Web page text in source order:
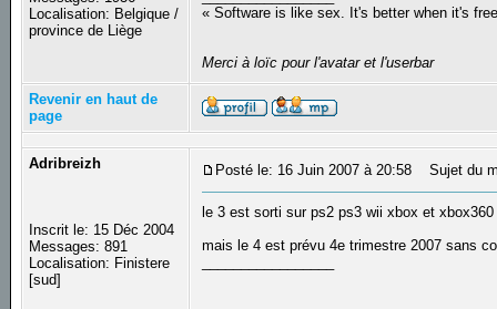
Localisation: Belgique /
province de Liège
« Software is like sex. It's better when it's
Merci à loïc pour l'avatar et l'userbar
Revenir en haut de
page
Adribreizh
Inscrit le: 15 Déc 2004
Messages: 891
Localisation: Finistere
[sud]
Posté le: 16 Juin 2007 à 20:58 Sujet du
le 3 est sorti sur ps2 ps3 wii xbox et xbox360
mais le 4 est prévu 4e trimestre 2007 sans